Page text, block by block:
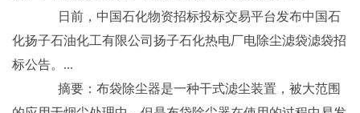
日前，中国石化物资招标投标交易平台发布中国石
化扬子石油化工有限公司扬子石化热电厂电除尘滤袋滤袋招
标公告。...
摘要：布袋除尘器是一种干式滤尘装置，被大范围